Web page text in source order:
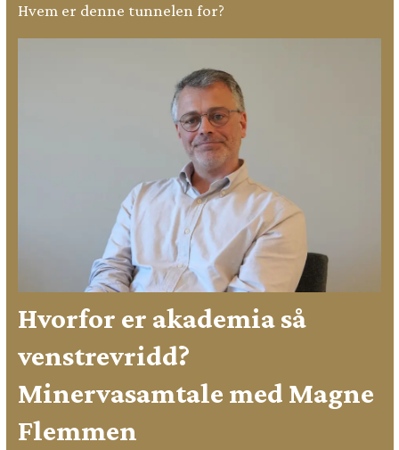
Hvem er denne tunnelen for?
Hvorfor er akademia så
venstrevridd?
Minervasamtale med Magne
Flemmen